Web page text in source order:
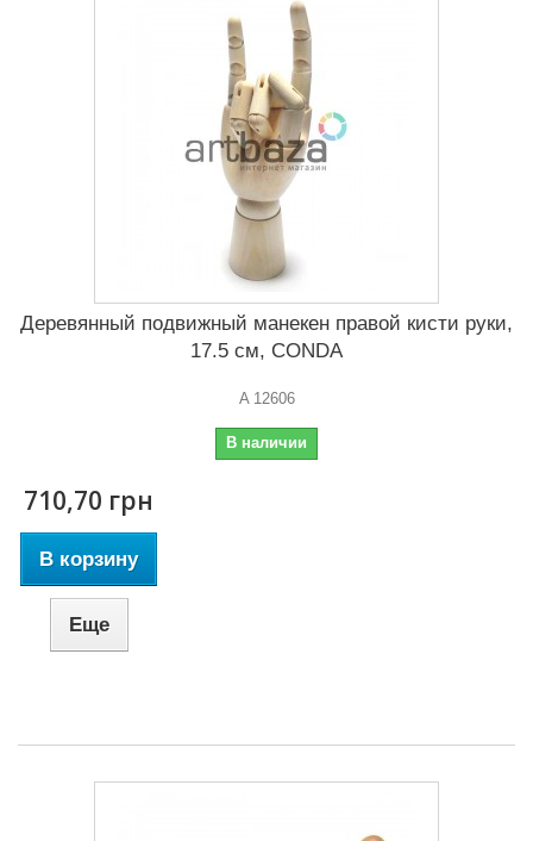
Деревянный подвижный манекен правой кисти руки,
17.5 см, CONDA
A 12606
В наличии
710,70 грн
В корзину
Еще